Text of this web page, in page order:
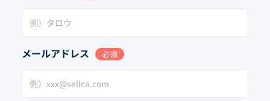
メールアドレス 必須